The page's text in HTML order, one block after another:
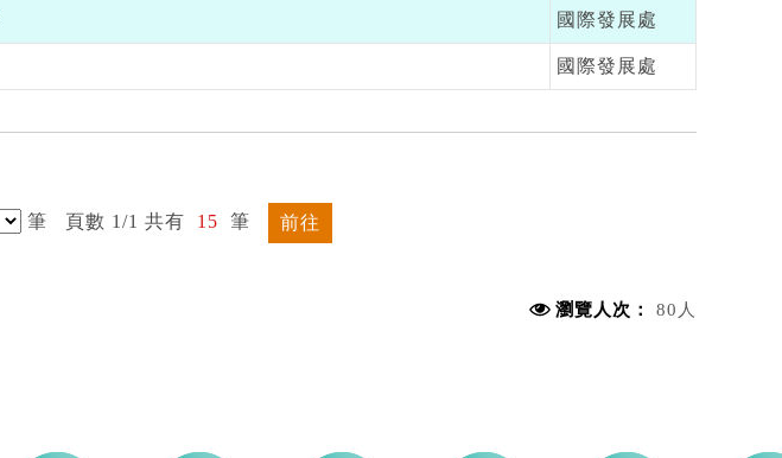
國際發展處
國際發展處
筆 頁數 1/1 共有 15 筆 前往
瀏覽人次： 80人